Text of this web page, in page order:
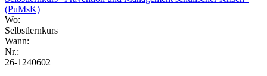
(PuMsK)
Wo:
Selbstlernkurs
Wann:
Nr.:
26-1240602